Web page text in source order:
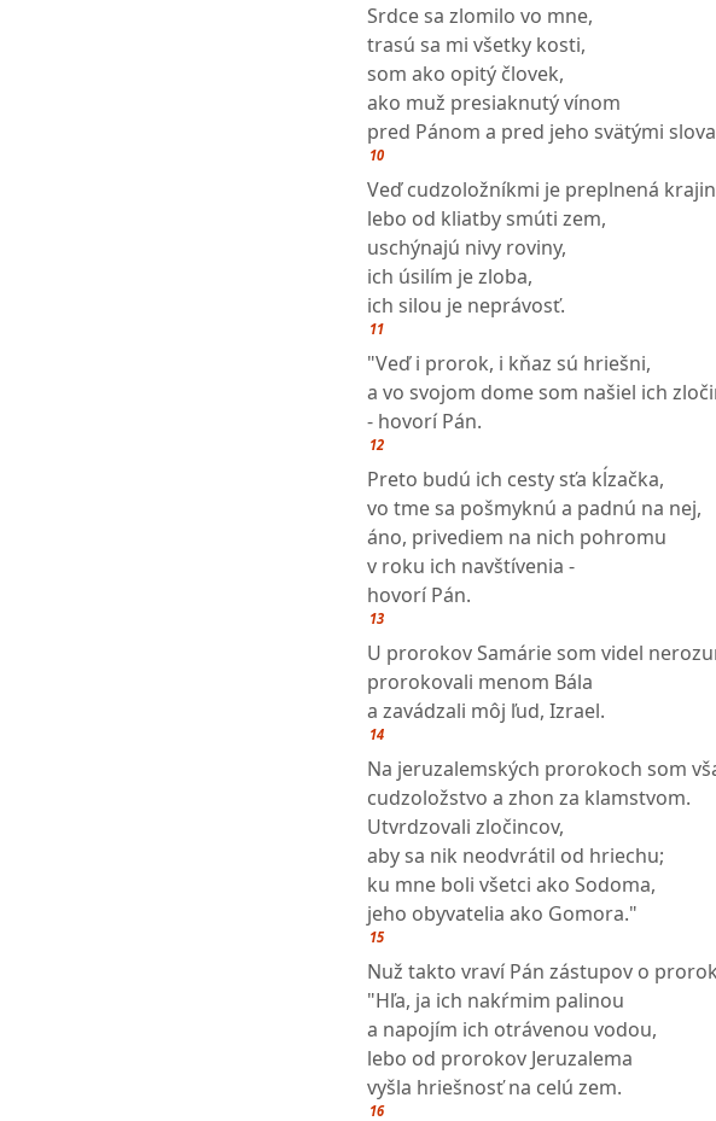
Srdce sa zlomilo vo mne,
trasú sa mi všetky kosti,
som ako opitý človek,
ako muž presiaknutý vínom
pred Pánom a pred jeho svätými
10
Veď cudzoložníkmi je preplnená
lebo od kliatby smúti zem,
uschýnajú nivy roviny,
ich úsilím je zloba,
ich silou je neprávosť.
11
"Veď i prorok, i kňaz sú hriešni,
a vo svojom dome som našiel ich
- hovorí Pán.
12
Preto budú ich cesty sťa kĺzačka,
vo tme sa pošmyknú a padnú na nej,
áno, privediem na nich pohromu
v roku ich navštívenia -
hovorí Pán.
13
U prorokov Samárie som videl
prorokovali menom Bála
a zavádzali môj ľud, Izrael.
14
Na jeruzalemských prorokoch som
cudzoložstvo a zhon za klamstvom.
Utvrdzovali zločincov,
aby sa nik neodvrátil od hriechu;
ku mne boli všetci ako Sodoma,
jeho obyvatelia ako Gomora."
15
Nuž takto vraví Pán zástupov o
"Hľa, ja ich nakŕmim palinou
a napojím ich otrávenou vodou,
lebo od prorokov Jeruzalema
vyšla hriešnosť na celú zem.
16